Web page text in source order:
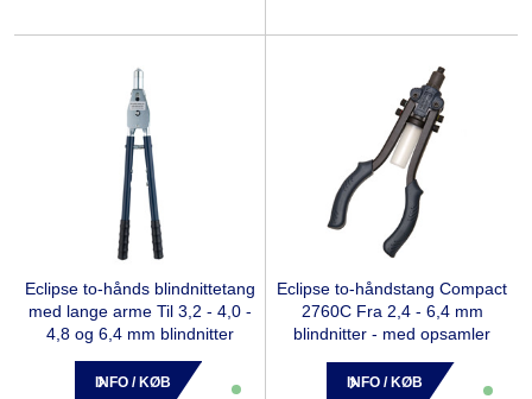
Eclipse to-hånds blindnittetang
med lange arme Til 3,2 - 4,0 -
4,8 og 6,4 mm blindnitter
INFO / KØB
Eclipse to-håndstang Compact
2760C Fra 2,4 - 6,4 mm
blindnitter - med opsamler
INFO / KØB